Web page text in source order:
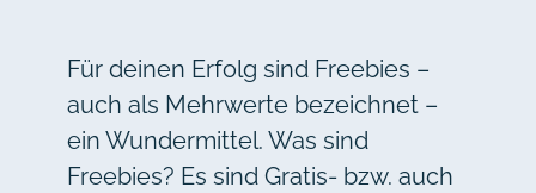
Für deinen Erfolg sind Freebies –
auch als Mehrwerte bezeichnet –
ein Wundermittel. Was sind
Freebies? Es sind Gratis- bzw. auch